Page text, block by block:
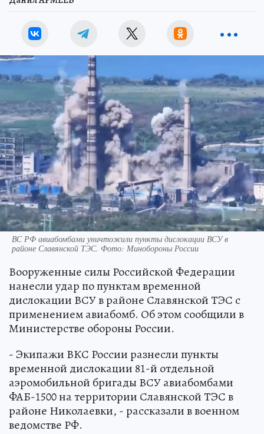
ВС РФ авиабомбами уничтожили пункты дислокации ВСУ в
районе Славянской ТЭС. Фото: Минобороны России
Вооруженные силы Российской Федерации
нанесли удар по пунктам временной
дислокации ВСУ в районе Славянской ТЭС с
применением авиабомб. Об этом сообщили в
Министерстве обороны России.
- Экипажи ВКС России разнесли пункты
временной дислокации 81-й отдельной
аэромобильной бригады ВСУ авиабомбами
ФАБ-1500 на территории Славянской ТЭС в
районе Николаевки, - рассказали в военном
ведомстве РФ.